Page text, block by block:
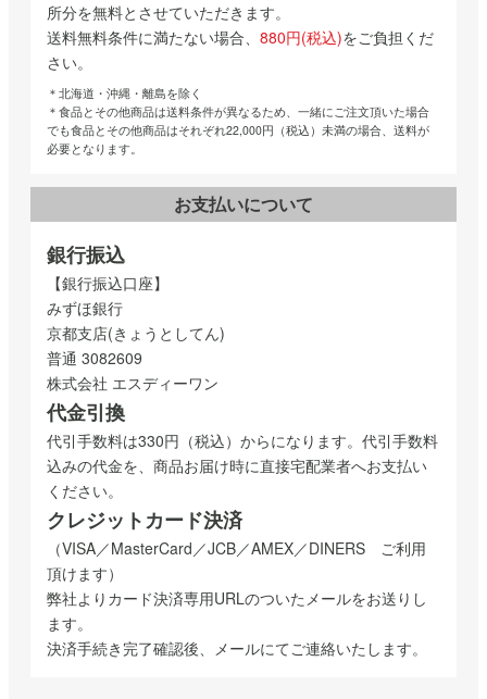
所分を無料とさせていただきます。
送料無料条件に満たない場合、 880円(税込)をご負担くだ
さい。
＊北海道・沖縄・離島を除く
＊食品とその他商品は送料条件が異なるため、一緒にご注文頂いた場合
でも食品とその他商品はそれぞれ22,000円（税込）未満の場合、送料が
必要となります。
お支払いについて
銀行振込
【銀行振込口座】
みずほ銀行
京都支店(きょうとしてん)
普通 3082609
株式会社 エスディーワン
代金引換
代引手数料は330円（税込）からになります。代引手数料
込みの代金を、商品お届け時に直接宅配業者へお支払い
ください。
クレジットカード決済
（VISA／MasterCard／JCB／AMEX／DINERS ご利用
頂けます）
弊社よりカード決済専用URLのついたメールをお送りし
ます。
決済手続き完了確認後、メールにてご連絡いたします。